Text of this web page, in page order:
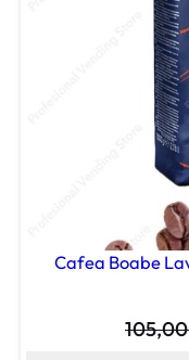
Cafea Boabe